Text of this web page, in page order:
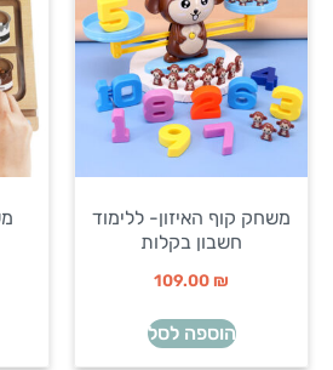
משחק קוף האיזון- ללימוד
חשבון בקלות
109.00 ₪
הוספה לסל